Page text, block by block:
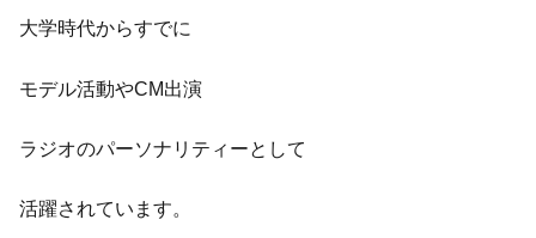
大学時代からすでに
モデル活動やCM出演
ラジオのパーソナリティーとして
活躍されています。